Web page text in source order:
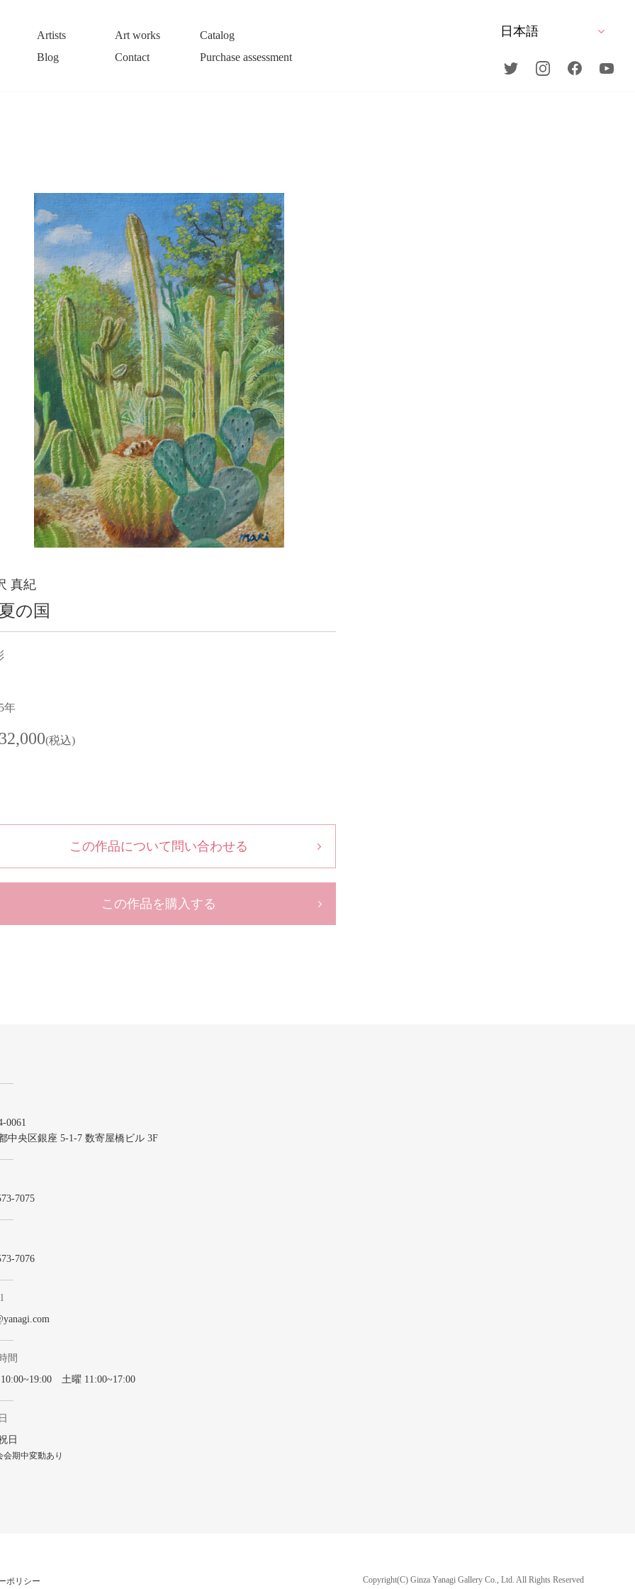
Artists Art works
Catalog
Blog
Contact Purchase assessment
真紀
の国
年
(税込)
この作品について問い合わせる
この作品を購入する
0061
中央区銀座 5-1-7 数寄屋橋ビル 3F
7075
7076
間
土曜 11:00~17:00
日
会期中変動あり
ポリシー Copyright(C) Ginza Yanagi Gallery Co., Ltd. All Rights Reserved